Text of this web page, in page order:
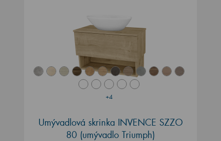
+4
Umývadlová skrinka INVENCE SZZO
80 (umývadlo Triumph)